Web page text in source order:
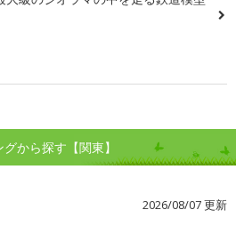
から探す【関東】
2026/08/07 更新